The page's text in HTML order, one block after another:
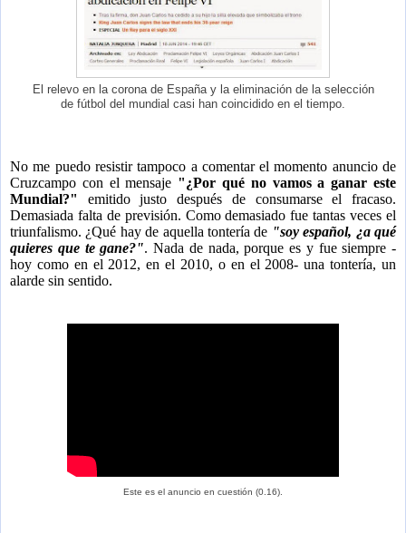
El relevo en la corona de España y la eliminación de la selección
de fútbol del mundial casi han coincidido en el tiempo.
No me puedo resistir tampoco a comentar el momento anuncio de
Cruzcampo con el mensaje "¿Por qué no vamos a ganar este
Mundial?"
emitido justo después de consumarse el fracaso.
Demasiada falta de previsión. Como demasiado fue tantas veces el
triunfalismo. ¿Qué hay de aquella tontería de "soy español, ¿a qué
quieres que te gane?". Nada de nada, porque es y fue siempre -
hoy como en el 2012, en el 2010, o en el 2008- una tontería, un
alarde sin sentido.
Este es el anuncio en cuestión (0.16).